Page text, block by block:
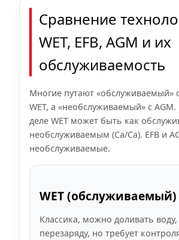
Сравнение
WET, EFB, AGM и их
обслуживаемость
Многие путают «обслуживаемый»
WET, а «необслуживаемый» с
деле WET может быть как
необслуживаемым (Ca/Ca). EFB и
необслуживаемые.
WET (обслуживаемый)
Классика, можно доливать воду,
перезаряду, но требует